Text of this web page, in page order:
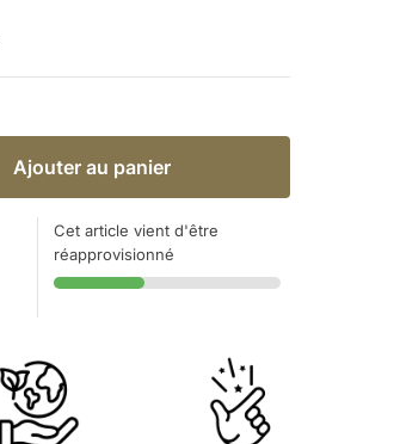
Ajouter au panier
Cet article vient d'être
réapprovisionné